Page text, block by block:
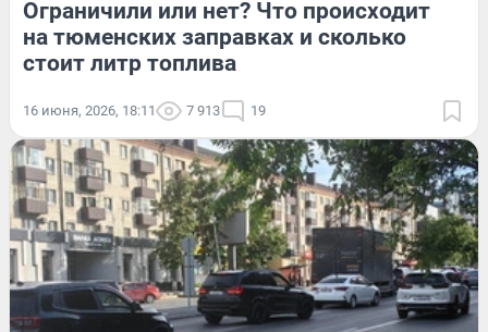
Ограничили или нет? Что происходит
на тюменских заправках и сколько
стоит литр топлива
16 июня, 2026, 18:11 7 913 19